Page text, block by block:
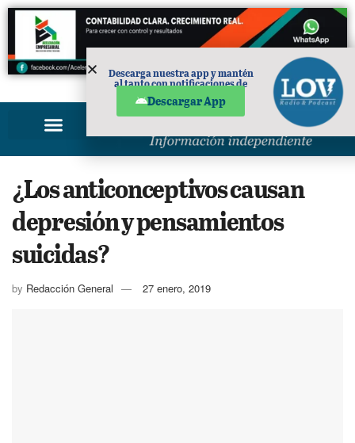
PUBLICIDAD
¿Los anticonceptivos causan
depresión y pensamientos
suicidas?
by Redacción General 27 enero, 2019
Descarga nuestra app y mantén
al tanto con notificaciones de
Descargar App